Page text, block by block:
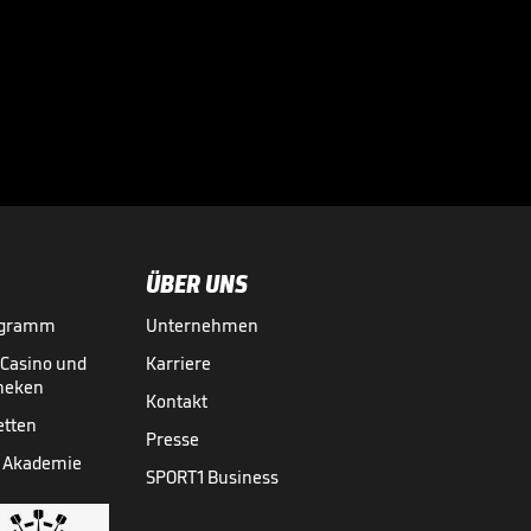
und
Akademie
ÜBER UNS
Unternehmen
Karriere
Kontakt
Presse
SPORT1 Business